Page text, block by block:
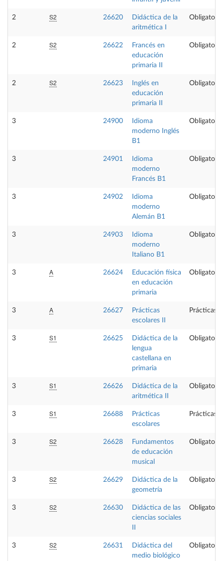
2 S2 26620
Didáctica de la
aritmética I
Obligatoria
2 S2 26622
Francés en
educación
primaria II
Obligatoria
2 S2 26623
Inglés en
educación
primaria II
Obligatoria
3 24900
Idioma
moderno Inglés
B1
Obligatoria
3 24901
Idioma
moderno
Francés B1
Obligatoria
3 24902
Idioma
moderno
Alemán B1
Obligatoria
3 24903
Idioma
moderno
Italiano B1
Obligatoria
3 A 26624
Educación física
en educación
primaria
Obligatoria
3 A 26627
Prácticas
escolares II
Prácticas
3 S1 26625
Didáctica de la
lengua
castellana en
primaria
Obligatoria
3 S1 26626
Didáctica de la
aritmética II
Obligatoria
3 S1 26688
Prácticas
escolares
Prácticas
3 S2 26628
Fundamentos
de educación
musical
Obligatoria
3 S2 26629
Didáctica de la
geometría
Obligatoria
3 S2 26630
Didáctica de las
ciencias sociales
Obligatoria
3 S2 26631
Didáctica del
medio biológico
Obligatoria